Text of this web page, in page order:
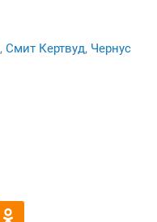
, Смит Кертвуд, Чернус